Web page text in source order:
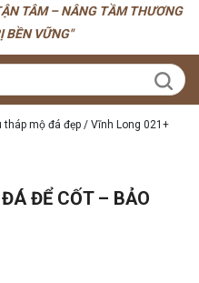
TÂM – NÂNG TẦM THƯƠNG
BỀN VỮNG"
tháp mộ đá đẹp / Vĩnh Long 021+
ĐỂ CỐT – BẢO